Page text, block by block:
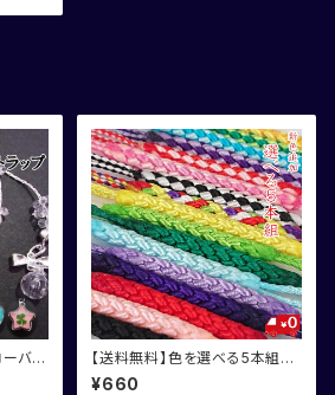
バー
【送料無料】色を選べる5本組根
付紐
¥660